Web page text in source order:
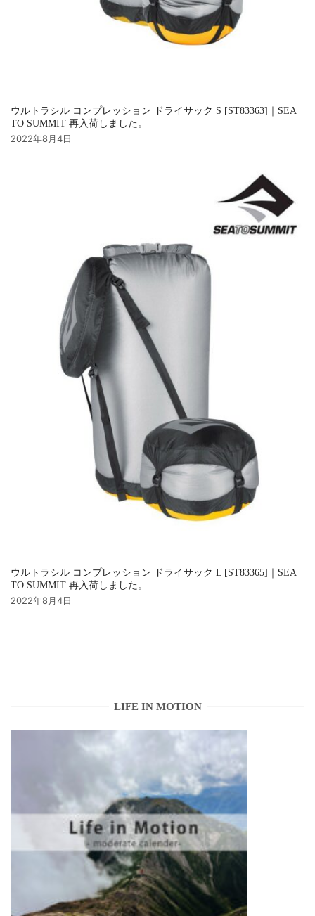
ウルトラシル コンプレッション ドライサック S [ST83363]｜SEA
TO SUMMIT 再入荷しました。
2022年8月4日
ウルトラシル コンプレッション ドライサック L [ST83365]｜SEA
TO SUMMIT 再入荷しました。
2022年8月4日
LIFE IN MOTION